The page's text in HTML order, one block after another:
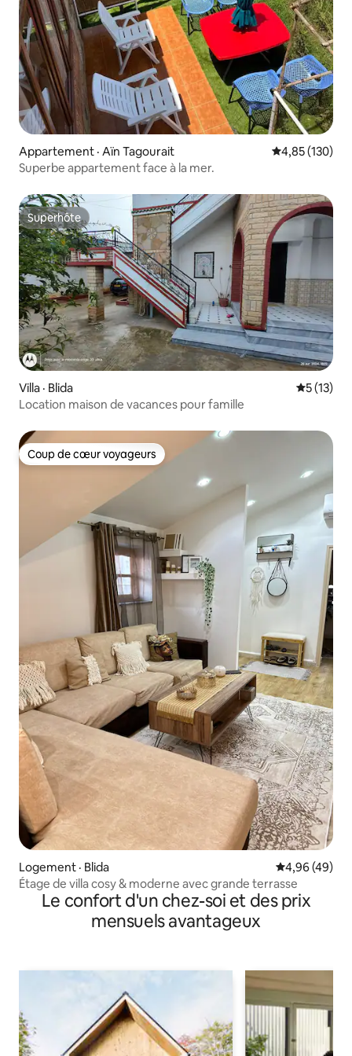
Appartement · Aïn Tagourait Note
4,85 (130)
Superbe appartement face à la mer.
Superhôte
Superhôte
Villa · Blida Note
5 (13)
Location maison de vacances pour famille
Coup de cœur voyageurs
Coup de cœur voyageurs
Logement · Blida Note
4,96 (49)
Étage de villa cosy & moderne avec grande terrasse
Le confort d'un chez-soi et des prix
mensuels avantageux